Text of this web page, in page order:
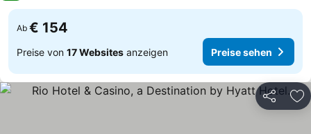
Ab € 154
Preise von 17 Websites anzeigen Preise sehen
Teilen